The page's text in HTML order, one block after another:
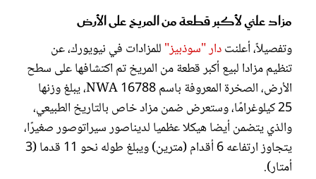
مزاد علني لأكبر قطعة من المريخ على الأرض
وتفصيلاً، أعلنتدار "سوذبيز" للمزادات في نيويورك، عن
تنظيم مزادا لبيع أكبر قطعة من المريخ تم اكتشافها على سطح
الأرض، الصخرة المعروفة باسم NWA 16788، يبلغ وزنها
25 كيلوغرامًا، وستعرض ضمن مزاد خاص بالتاريخ الطبيعي،
والذي يتضمن أيضا هيكلا عظميا لديناصور سيراتوصور صغيرًا،
يتجاوز ارتفاعه 6 أقدام (مترين) ويبلغ طوله نحو 11 قدما (3
أمتار).
غلاف رفمي